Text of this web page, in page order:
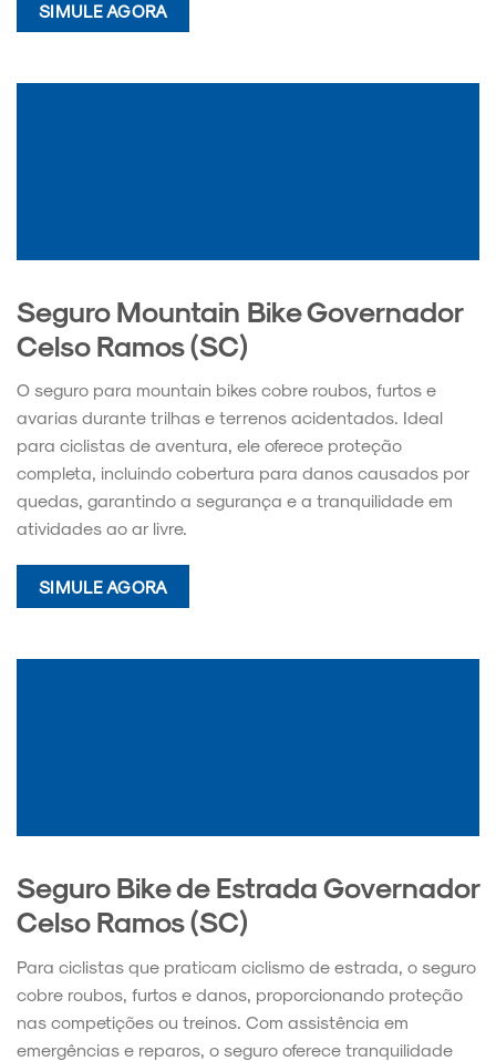
SIMULE AGORA
Seguro Mountain Bike Governador
Celso Ramos (SC)
O seguro para mountain bikes cobre roubos, furtos e
avarias durante trilhas e terrenos acidentados. Ideal
para ciclistas de aventura, ele oferece proteção
completa, incluindo cobertura para danos causados por
quedas, garantindo a segurança e a tranquilidade em
atividades ao ar livre.
SIMULE AGORA
Seguro Bike de Estrada Governador
Celso Ramos (SC)
Para ciclistas que praticam ciclismo de estrada, o seguro
cobre roubos, furtos e danos, proporcionando proteção
nas competições ou treinos. Com assistência em
emergências e reparos, o seguro oferece tranquilidade